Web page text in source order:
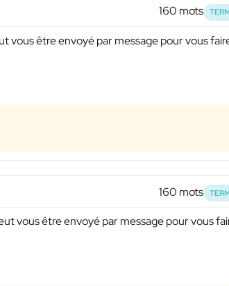
160 mots
vous être envoyé par message pour vous
160 mots
vous être envoyé par message pour vous